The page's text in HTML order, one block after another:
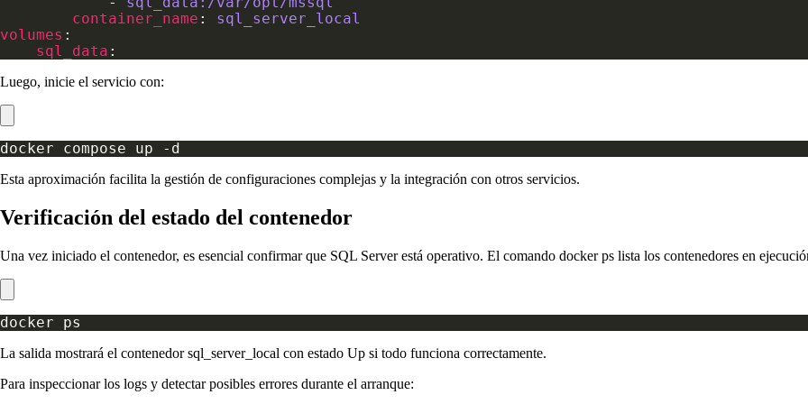
container_name : sql_server_local
volumes
sql_data
Luego, inicie el servicio con:
Esta aproximación facilita la gestión de configuraciones complejas y la integración con otros servicios.
Verificación del estado del contenedor
Una vez iniciado el contenedor, es esencial confirmar que SQL Server está operativo. El comando docker ps lista los contenedores en
La salida mostrará el contenedor sql_server_local con estado Up si todo funciona correctamente.
Para inspeccionar los logs y detectar posibles errores durante el arranque: